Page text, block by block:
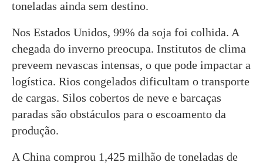
toneladas ainda sem destino.
Nos Estados Unidos, 99% da soja foi colhida. A
chegada do inverno preocupa. Institutos de clima
preveem nevascas intensas, o que pode impactar a
logística. Rios congelados dificultam o transporte
de cargas. Silos cobertos de neve e barcaças
paradas são obstáculos para o escoamento da
produção.
A China comprou 1,425 milhão de toneladas de